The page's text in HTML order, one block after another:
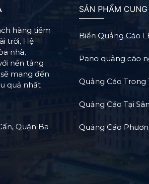
hàng tiềm
trời, Hệ
nhà,
nền tảng
mang đến
quả nhất
Quận Ba
SẢN PHẨM
Biển Quảng Cáo
Pano quảng cáo
Quảng Cáo Trong
Quảng Cáo Tại
Quảng Cáo